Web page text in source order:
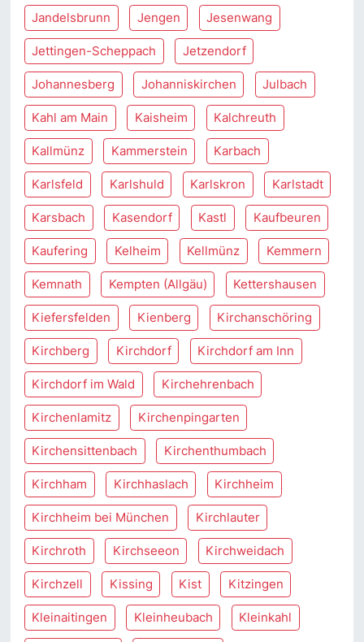
Jandelsbrunn Jengen Jesenwang
Jettingen-Scheppach Jetzendorf
Johannesberg Johanniskirchen Julbach
Kahl am Main Kaisheim Kalchreuth
Kallmünz Kammerstein Karbach
Karlsfeld Karlshuld Karlskron Karlstadt
Karsbach Kasendorf Kastl Kaufbeuren
Kaufering Kelheim Kellmünz Kemmern
Kemnath Kempten (Allgäu) Kettershausen
Kiefersfelden Kienberg Kirchanschöring
Kirchberg Kirchdorf Kirchdorf am Inn
Kirchdorf im Wald Kirchehrenbach
Kirchenlamitz Kirchenpingarten
Kirchensittenbach Kirchenthumbach
Kirchham Kirchhaslach Kirchheim
Kirchheim bei München Kirchlauter
Kirchroth Kirchseeon Kirchweidach
Kirchzell Kissing Kist Kitzingen
Kleinaitingen Kleinheubach Kleinkahl